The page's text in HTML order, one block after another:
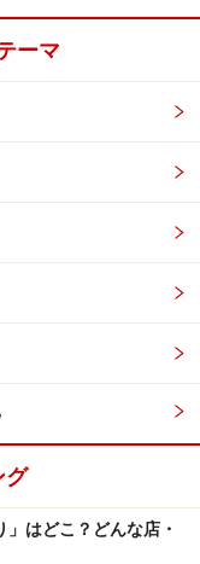
ーマ
グ
はどこ？どんな店・